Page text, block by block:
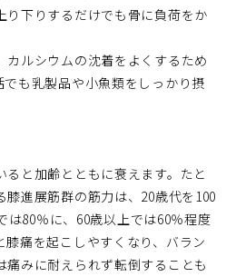
り下りするだけでも骨に負荷をか
カルシウムの沈着をよくするため
も乳製品や小魚類をしっかり摂
と加齢とともに衰えます。たと
膝進展筋群の筋力は、20歳代を100
は80％に、60歳以上では60％程度
膝痛を起こしやすくなり、バラン
痛みに耐えられず転倒することも